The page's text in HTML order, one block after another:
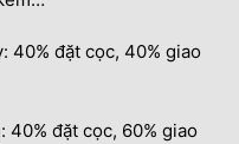
40% đặt cọc, 40% giao
đặt cọc, 60% giao